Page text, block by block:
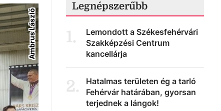
Ambrus László
Legnépszerűbb
1.
Lemondott a Székesfehérvári
Szakképzési Centrum
kancellárja
2.
Hatalmas területen ég a tarló
Fehérvár határában, gyorsan
terjednek a lángok!